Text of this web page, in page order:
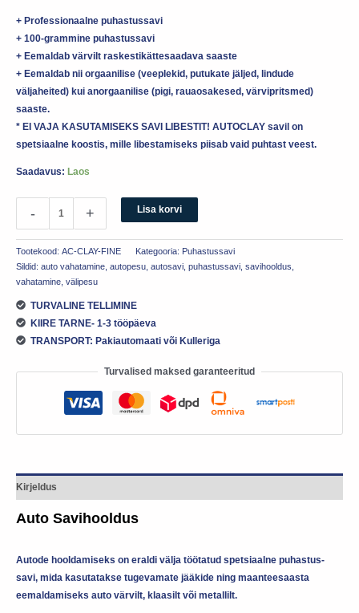
+ Professionaalne puhastussavi
+ 100-grammine puhastussavi
+ Eemaldab värvilt raskestikättesaadava saaste
+ Eemaldab nii orgaanilise (veeplekid, putukate jäljed, lindude
väljaheited) kui anorgaanilise (pigi, rauaosakesed, värvipritsmed)
saaste.
* EI VAJA KASUTAMISEKS SAVI LIBESTIT! AUTOCLAY savil on
spetsiaalne koostis, mille libestamiseks piisab vaid puhtast veest.
Saadavus: Laos
- + Lisa korvi
Tootekood: AC-CLAY-FINE Kategooria: Puhastussavi
Sildid: auto vahatamine autopesu autosavi puhastussavi savihooldus
vahatamine välipesu
TURVALINE TELLIMINE
KIIRE TARNE- 1-3 tööpäeva
TRANSPORT: Pakiautomaati või Kulleriga
Turvalised maksed garanteeritud
Kirjeldus
Auto Savihooldus
Autode hooldamiseks on eraldi välja töötatud spetsiaalne puhastus-
savi, mida kasutatakse tugevamate jääkide ning maanteesaasta
eemaldamiseks auto värvilt, klaasilt või metallilt.